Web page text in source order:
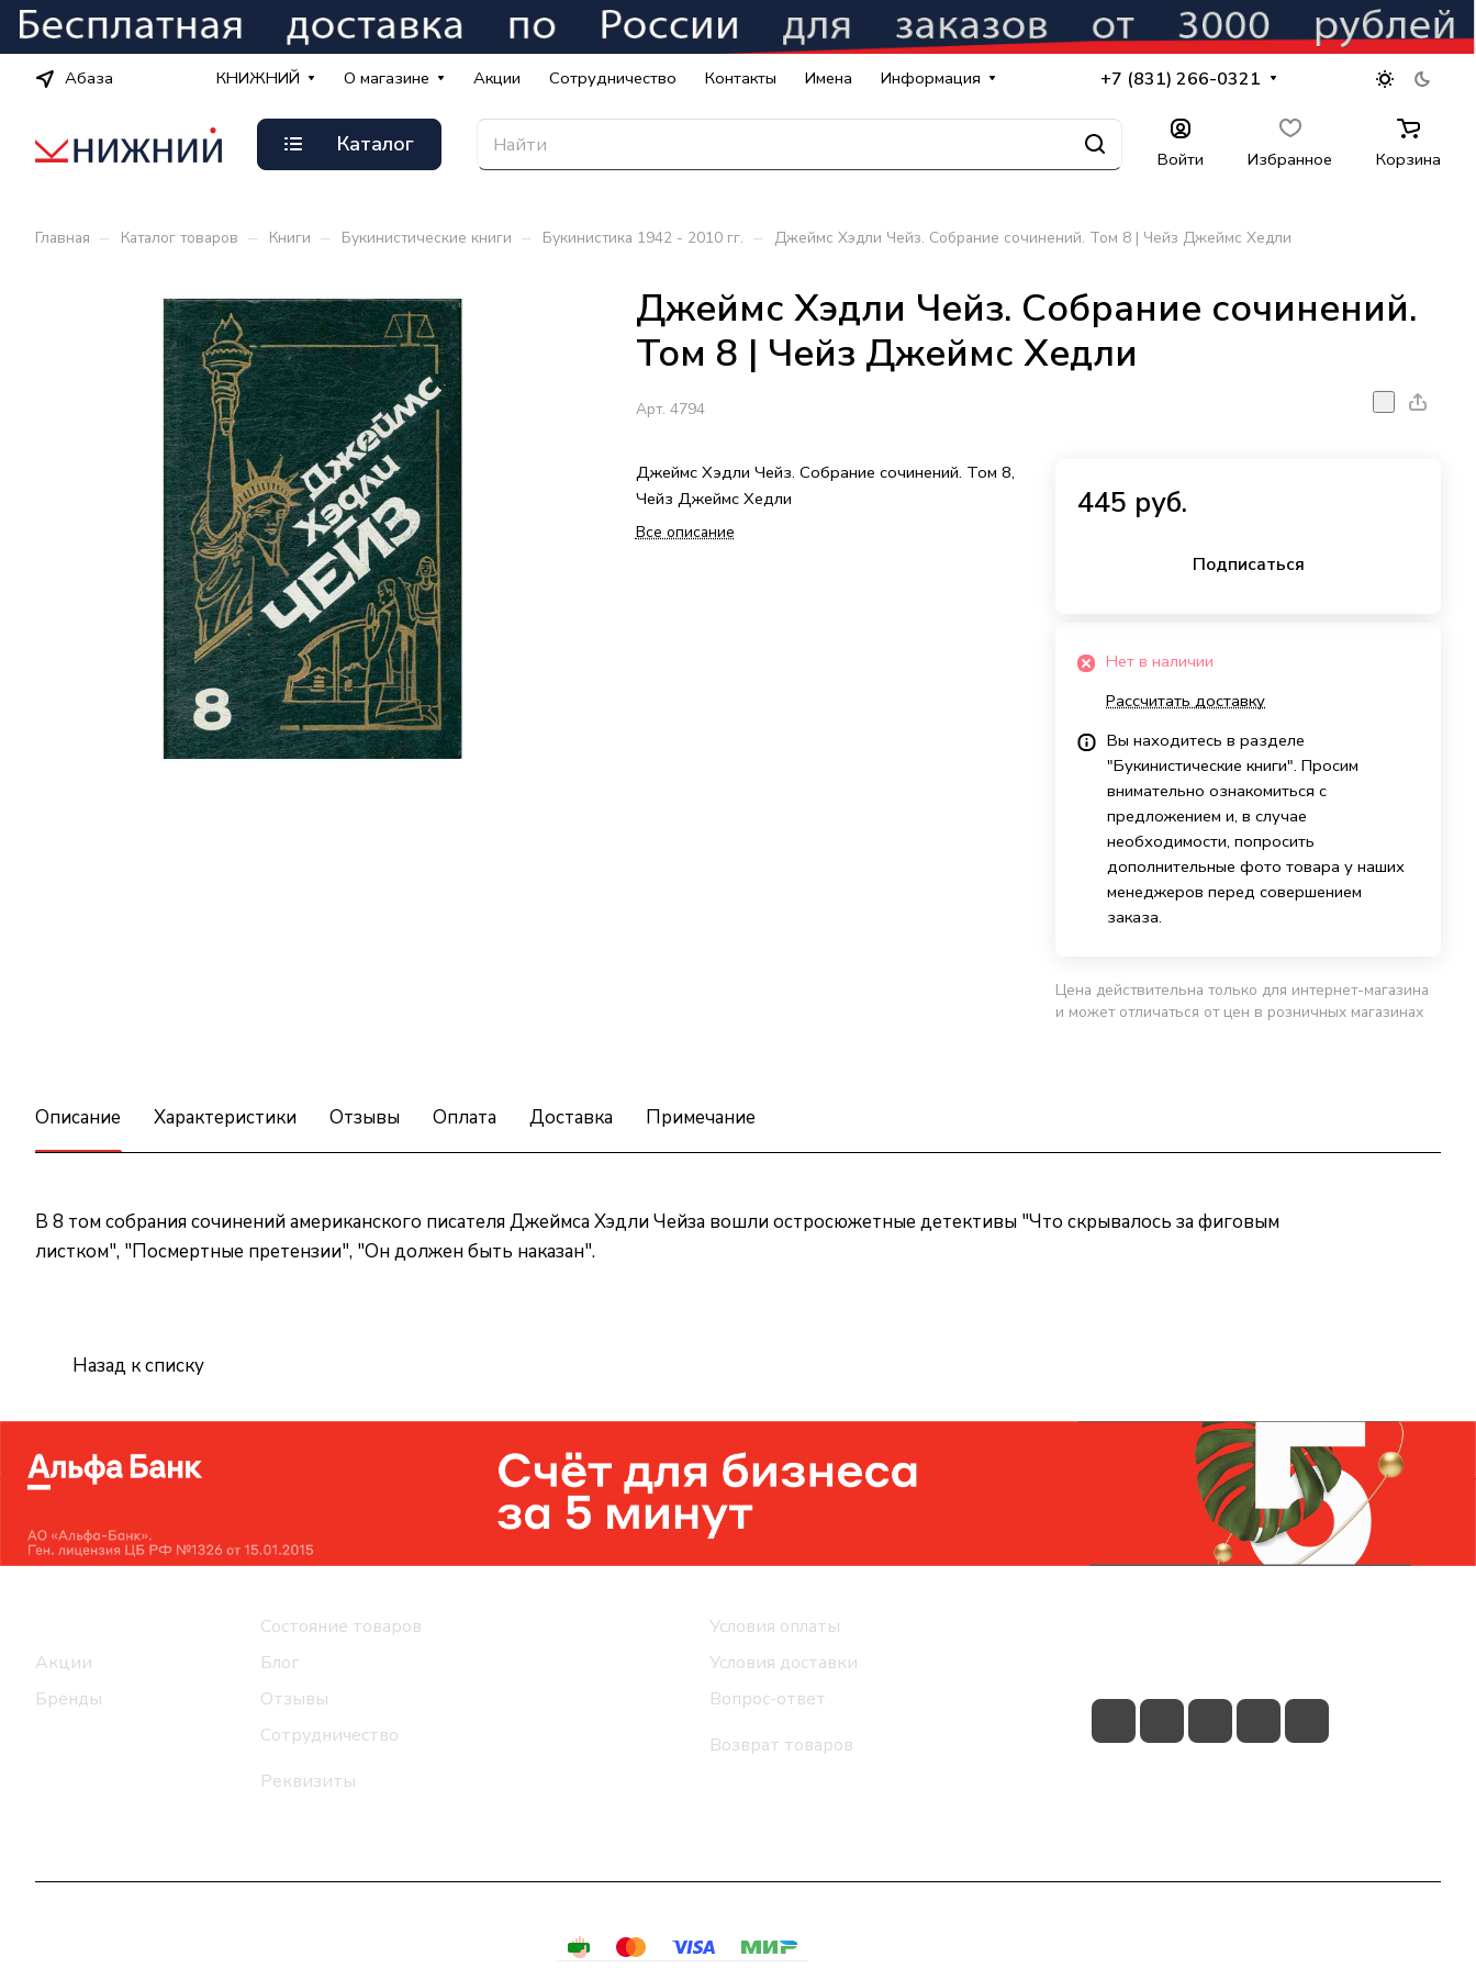
Абаза КНИЖНИЙ О магазине Акции Сотрудничество Контакты Имена Информация +7 (831) 266-0321
Каталог
Войти Избранное Корзина
Главная – Каталог товаров – Книги – Букинистические книги – Букинистика 1942 - 2010 гг. – Джеймс Хэдли Чейз. Собрание сочинений. Том 8 | Чейз Джеймс Хедли
Джеймс Хэдли Чейз. Собрание сочинений.
Том 8 | Чейз Джеймс Хедли
Арт. 4794
Джеймс Хэдли Чейз. Собрание сочинений. Том 8,
Чейз Джеймс Хедли
Все описание
445 руб.
Подписаться
Нет в наличии
Рассчитать доставку
Вы находитесь в разделе
"Букинистические книги". Просим
внимательно ознакомиться с
предложением и, в случае
необходимости, попросить
дополнительные фото товара у наших
менеджеров перед совершением
заказа.
Цена действительна только для интернет-магазина
и может отличаться от цен в розничных магазинах
Описание Характеристики Отзывы Оплата Доставка Примечание
В 8 том собрания сочинений американского писателя Джеймса Хэдли Чейза вошли остросюжетные детективы "Что скрывалось за фиговым
листком", "Посмертные претензии", "Он должен быть наказан".
Назад к списку
Акции
Бренды
Состояние товаров
Блог
Отзывы
Сотрудничество
Реквизиты
Условия оплаты
Условия доставки
Вопрос-ответ
Возврат товаров